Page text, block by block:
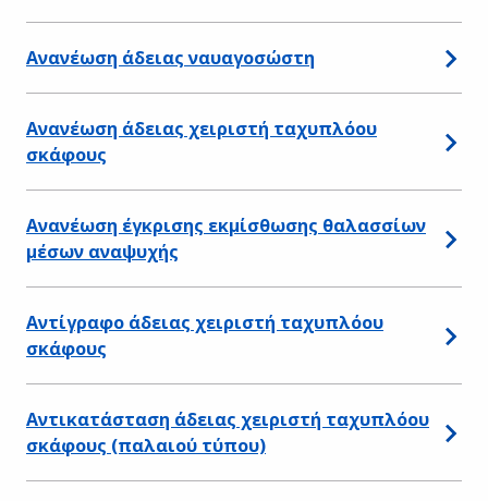
Ανανέωση άδειας ναυαγοσώστη
Ανανέωση άδειας χειριστή ταχυπλόου
σκάφους
Ανανέωση έγκρισης εκμίσθωσης θαλασσίων
μέσων αναψυχής
Αντίγραφο άδειας χειριστή ταχυπλόου
σκάφους
Αντικατάσταση άδειας χειριστή ταχυπλόου
σκάφους (παλαιού τύπου)